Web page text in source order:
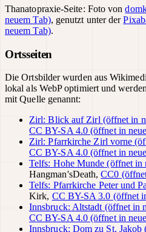
Thanatopraxie-Seite: Foto von
neuem Tab), genutzt unter der
neuem Tab).
Ortsseiten
Die Ortsbilder wurden aus
lokal als WebP optimiert und
mit Quelle genannt:
Zirl: Blick auf Zirl(öffnet in
CC BY-SA 4.0(öffnet in
Zirl: Pfarrkirche Zirl vorne
CC BY-SA 4.0(öffnet in
Telfs: Hohe Munde (öffnet in
Hangman'sDeath, CC0
Telfs: Pfarrkirche Peter und
Kirk, CC BY-SA 3.0 (öffnet
Innsbruck: Altstadt(öffnet in
CC BY-SA 4.0(öffnet in
Innsbruck: Dom zu St. Jakob